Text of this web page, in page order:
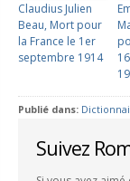
Claudius Julien
Beau, Mort pour
la France le 1er
septembre 1914
Publié dans:
Suivez